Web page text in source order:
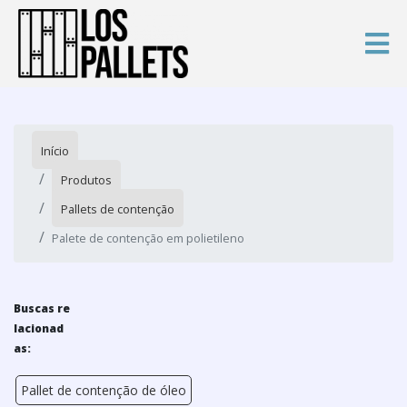
Início
Produtos
Pallets de contenção
Palete de contenção em polietileno
Buscas re
lacionad
as:
Pallet de contenção de óleo